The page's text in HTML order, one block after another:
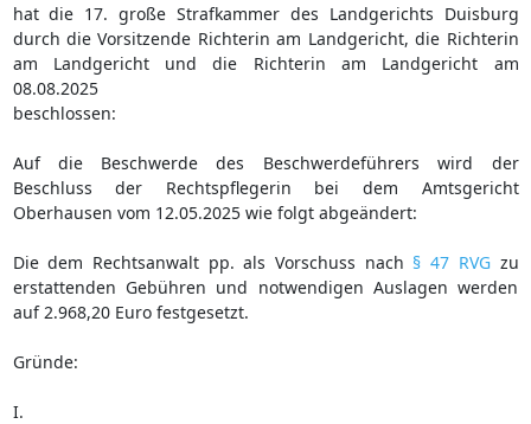
hat die 17. große Strafkammer des Landgerichts Duisburg
durch die Vorsitzende Richterin am Landgericht, die Richterin
am Landgericht und die Richterin am Landgericht am
08.08.2025
beschlossen:
Auf die Beschwerde des Beschwerdeführers wird der
Beschluss der Rechtspflegerin bei dem Amtsgericht
Oberhausen vom 12.05.2025 wie folgt abgeändert:
Die dem Rechtsanwalt pp. als Vorschuss nach § 47 RVGzu
erstattenden Gebühren und notwendigen Auslagen werden
auf 2.968,20 Euro festgesetzt.
Gründe:
I.